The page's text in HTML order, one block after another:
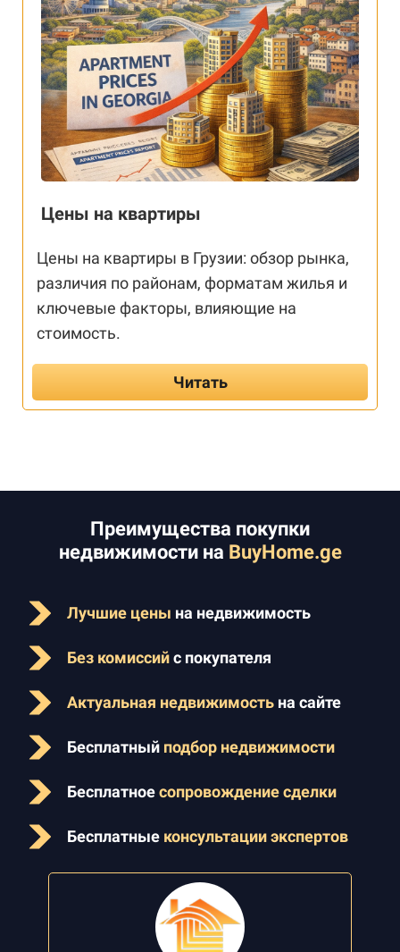
Цены на квартиры
Цены на квартиры в Грузии: обзор рынка,
различия по районам, форматам жилья и
ключевые факторы, влияющие на
стоимость.
Читать
Преимущества покупки
недвижимости на BuyHome.ge
Лучшие цены на недвижимость
Без комиссийс покупателя
Актуальная недвижимость на сайте
Бесплатный подбор недвижимости
Бесплатноесопровождение сделки
Бесплатные консультации экспертов